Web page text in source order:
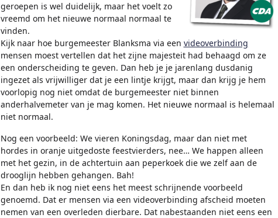
geroepen is wel duidelijk, maar het voelt zo
vreemd om het nieuwe normaal normaal te
vinden.
Kijk naar hoe burgemeester Blanksma via een videoverbinding
mensen moest vertellen dat het zijne majesteit had behaagd om ze
een onderscheiding te geven. Dan heb je je jarenlang dusdanig
ingezet als vrijwilliger dat je een lintje krijgt, maar dan krijg je hem
voorlopig nog niet omdat de burgemeester niet binnen
anderhalvemeter van je mag komen. Het nieuwe normaal is helemaal
niet normaal.
Nog een voorbeeld: We vieren Koningsdag, maar dan niet met
hordes in oranje uitgedoste feestvierders, nee… We happen alleen
met het gezin, in de achtertuin aan peperkoek die we zelf aan de
drooglijn hebben gehangen. Bah!
En dan heb ik nog niet eens het meest schrijnende voorbeeld
genoemd. Dat er mensen via een videoverbinding afscheid moeten
nemen van een overleden dierbare. Dat nabestaanden niet eens een